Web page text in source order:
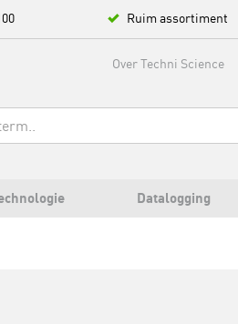
Ruim assortiment
Over Techni Science
Datalogging